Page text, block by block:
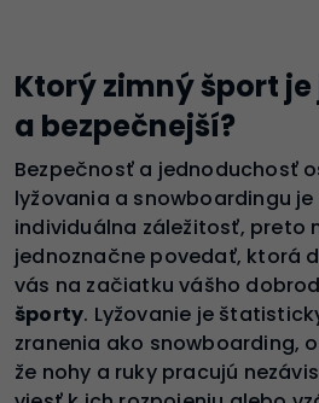
Ktorý zimný šport
a bezpečnejší?
Bezpečnosť a jednoduchosť
lyžovania a snowboardingu
individuálna záležitosť, preto
jednoznačne povedať, ktorá
vás na začiatku vášho
športy. Lyžovanie je
zranenia ako snowboarding,
že nohy a ruky pracujú